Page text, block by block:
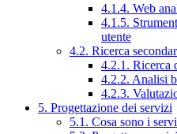
4.1.4. Web
4.1.5.
utente
4.2. Ricerca
4.2.1. Ricerca
4.2.2. Analisi
4.2.3.
5. Progettazione dei servizi
5.1. Cosa sono i